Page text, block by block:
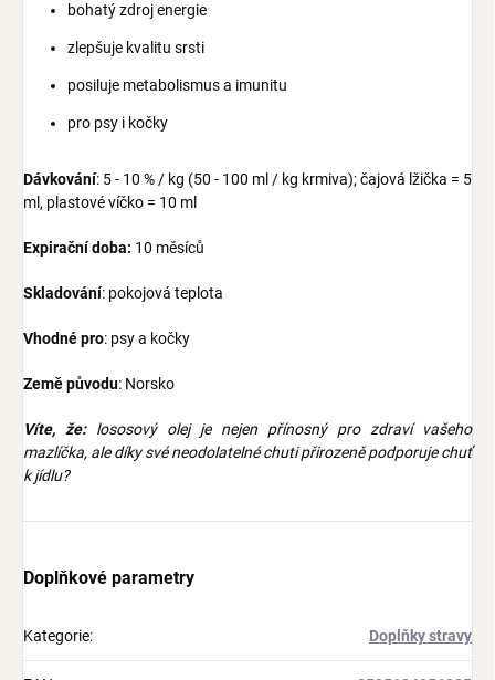
bohatý zdroj energie
zlepšuje kvalitu srsti
posiluje metabolismus a imunitu
pro psy i kočky
Dávkování: 5 - 10 % / kg (50 - 100 ml / kg krmiva); čajová lžička = 5
ml, plastové víčko = 10 ml
Expirační doba: 10 měsíců
Skladování: pokojová teplota
Vhodné pro: psy a kočky
Země původu: Norsko
Víte, že: lososový olej je nejen přínosný pro zdraví vašeho
mazlíčka, ale díky své neodolatelné chuti přirozeně podporuje chuť
k jídlu?
Doplňkové parametry
Kategorie: Doplňky stravy